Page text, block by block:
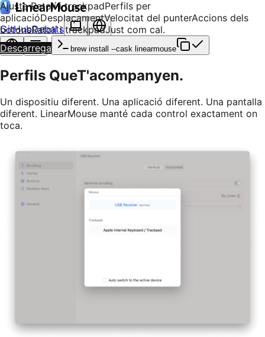
GitHubDebats
AjustaRatolí i trackpadPerfils per
aplicacióDesplaçamentVelocitat del punterAccions dels
botonsRatolí i trackpadJust com cal.
Descarrega
brew install --cask linearmouse
Perfils QueT'acompanyen.
Un dispositiu diferent. Una aplicació diferent. Una pantalla
diferent. LinearMouse manté cada control exactament on
toca.